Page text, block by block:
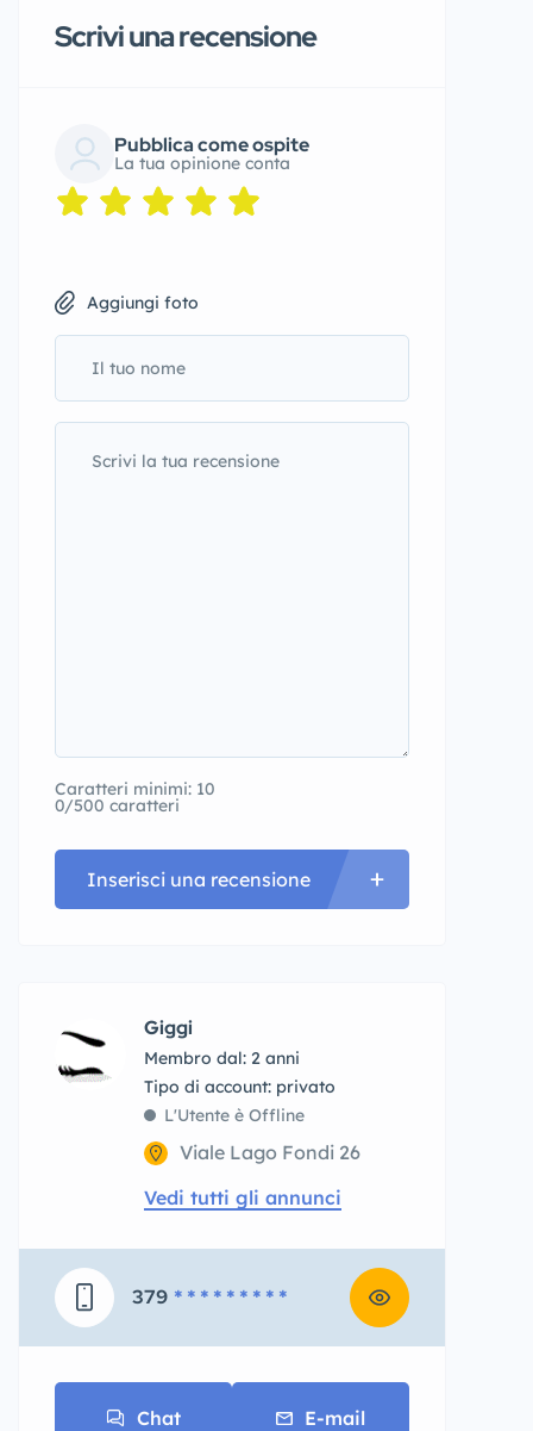
Scrivi una recensione
Pubblica come ospite
La tua opinione conta
Aggiungi foto
Caratteri minimi: 10
0/500 caratteri
Inserisci una recensione
Giggi
Membro dal: 2 anni
tipo di account: privato
L'Utente è Offline
Viale Lago Fondi 26
Vedi tutti gli annunci
379 * * * * * * * * *
Chat E-mail